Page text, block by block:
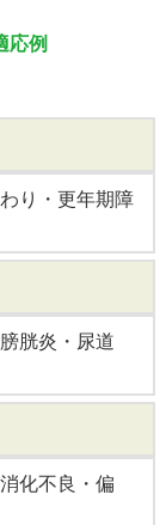
応例
り・更年期障
胱炎・尿道
化不良・偏